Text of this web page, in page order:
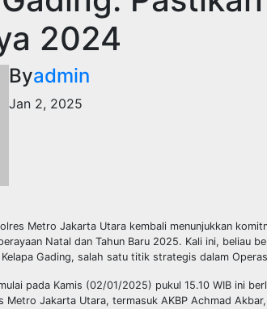
2024
Byadmin
Jan 2, 2025
Metro Jakarta Utara kembali menunjukkan
Natal dan Tahun Baru 2025. Kali ini, beliau
Gading, salah satu titik strategis dalam
pada Kamis (02/01/2025) pukul 15.10 WIB ini
Metro Jakarta Utara, termasuk AKBP Achmad